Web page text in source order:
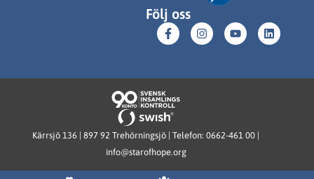
Följ oss
Kärrsjö 136 | 897 92 Trehörningsjö | Telefon: 0662-461 00 |
info@starofhope.org